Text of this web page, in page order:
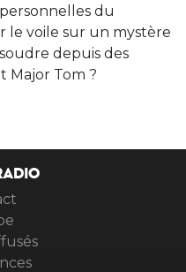
du
le voile sur un mystère
depuis des
Major Tom ?